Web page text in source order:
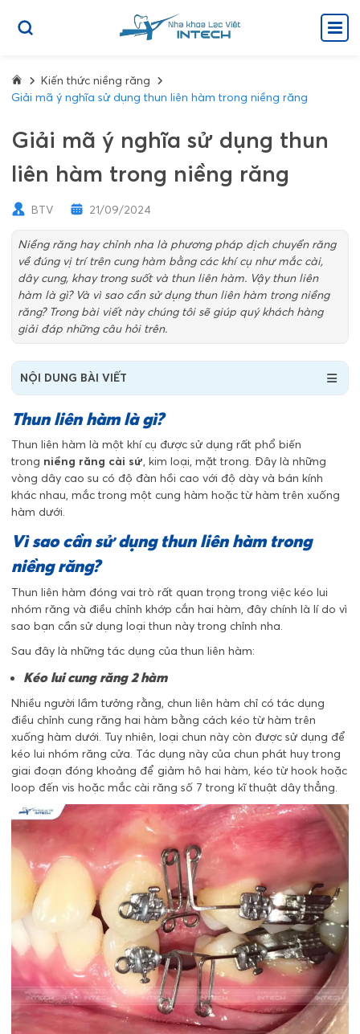
Kiến thức niềng răng
Giải mã ý nghĩa sử dụng thun liên hàm trong niềng răng
Giải mã ý nghĩa sử dụng thun
liên hàm trong niềng răng
BTV 21/09/2024
Niềng răng hay chỉnh nha là phương pháp dịch chuyển răng
về đúng vị trí trên cung hàm bằng các khí cụ như mắc cài,
dây cung, khay trong suốt và thun liên hàm. Vậy thun liên
hàm là gì? Và vì sao cần sử dụng thun liên hàm trong niềng
răng? Trong bài viết này chúng tôi sẽ giúp quý khách hàng
giải đáp những câu hỏi trên.
NỘI DUNG BÀI VIẾT
Thun liên hàm là gì?
Thun liên hàm là một khí cụ được sử dụng rất phổ biến
trong niềng răng cài sứ, kim loại, mặt trong. Đây là những
vòng dây cao su có độ đàn hồi cao với độ dày và bán kính
khác nhau, mắc trong một cung hàm hoặc từ hàm trên xuống
hàm dưới.
Vì sao cần sử dụng thun liên hàm trong
niềng răng?
Thun liên hàm đóng vai trò rất quan trọng trong việc kéo lui
nhóm răng và điều chỉnh khớp cắn hai hàm, đây chính là lí do vì
sao bạn cần sử dụng loại thun này trong chỉnh nha.
Sau đây là những tác dụng của thun liên hàm:
Kéo lui cung răng 2 hàm
Nhiều người lầm tưởng rằng, chun liên hàm chỉ có tác dụng
điều chỉnh cung răng hai hàm bằng cách kéo từ hàm trên
xuống hàm dưới. Tuy nhiên, loại chun này còn được sử dụng để
kéo lui nhóm răng cửa. Tác dụng này của chun phát huy trong
giai đoạn đóng khoảng để giảm hô hai hàm, kéo từ hook hoặc
loop đến vis hoặc mắc cài răng số 7 trong kĩ thuật dây thẳng.